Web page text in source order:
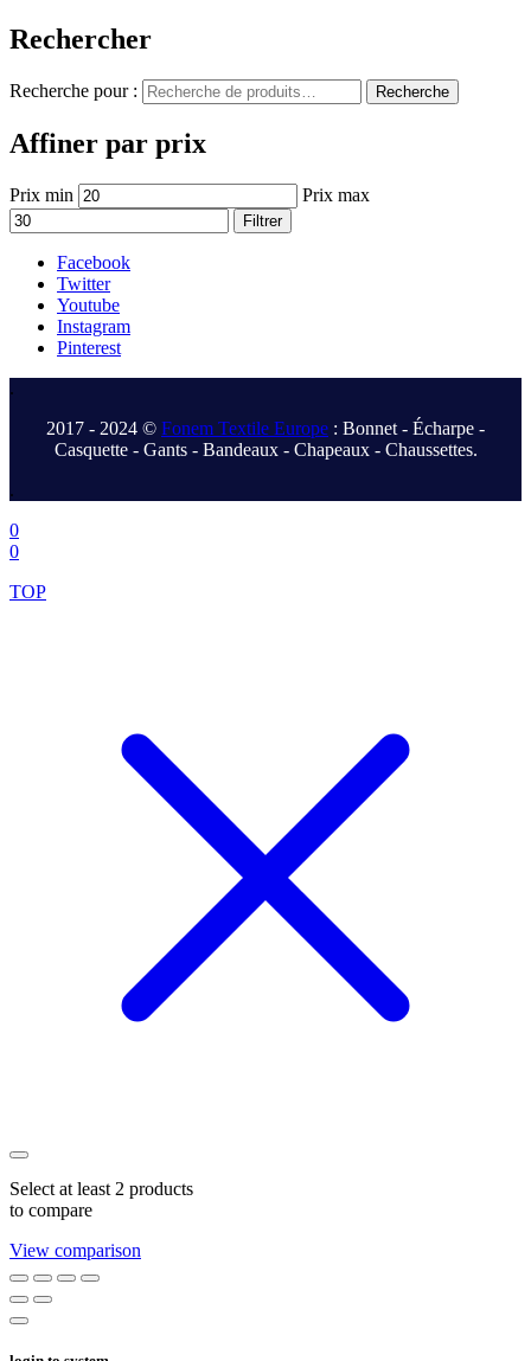
Rechercher
Recherche pour : Recherche
Affiner par prix
Prix min Prix max
Filtrer
Facebook
Twitter
Youtube
Instagram
Pinterest
.
2017 - 2024 © Fonem Textile Europe : Bonnet - Écharpe -
Casquette - Gants - Bandeaux - Chapeaux - Chaussettes.
.
0
0
TOP
Select at least 2 products
to compare
View comparison